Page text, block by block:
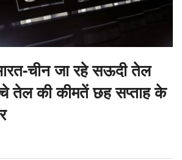
चीन जा रहे सऊदी तेल
तेल की कीमतें छह सप्ताह के